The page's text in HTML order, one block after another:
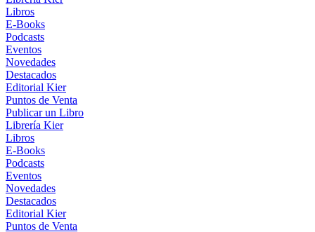
Libros
E-Books
Podcasts
Eventos
Novedades
Destacados
Editorial Kier
Puntos de Venta
Publicar un Libro
Librería Kier
Libros
E-Books
Podcasts
Eventos
Novedades
Destacados
Editorial Kier
Puntos de Venta